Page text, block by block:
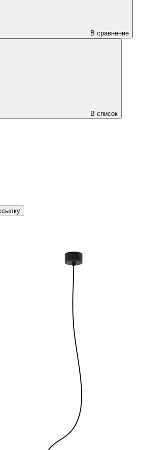
В сравнение
В список